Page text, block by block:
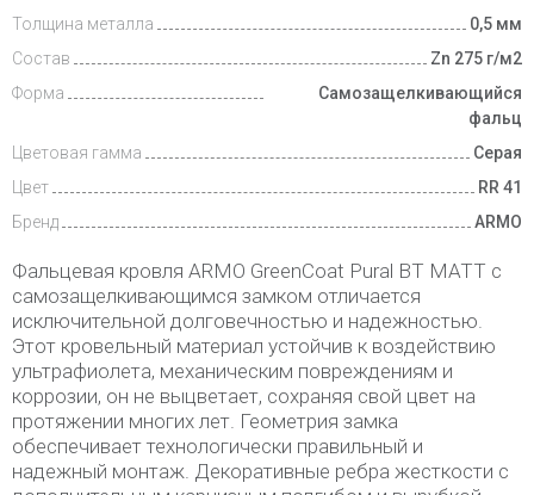
Толщина металла
0,5 мм
Состав
Zn 275 г/м2
Форма
Самозащелкивающийся
фальц
Цветовая гамма
Серая
Цвет
RR 41
Бренд
ARMO
Фальцевая кровля ARMO GreenCoat Pural BT MATT с
самозащелкивающимся замком отличается
исключительной долговечностью и надежностью.
Этот кровельный материал устойчив к воздействию
ультрафиолета, механическим повреждениям и
коррозии, он не выцветает, сохраняя свой цвет на
протяжении многих лет. Геометрия замка
обеспечивает технологически правильный и
надежный монтаж. Декоративные ребра жесткости с